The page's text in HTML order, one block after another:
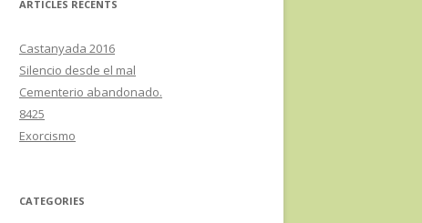
ARTICLES RECENTS
Castanyada 2016
Silencio desde el mal
Cementerio abandonado.
8425
Exorcismo
CATEGORIES